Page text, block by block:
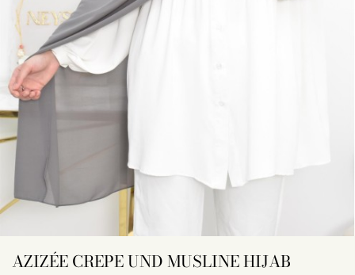
AZIZÉE CREPE UND MUSLINE HIJAB